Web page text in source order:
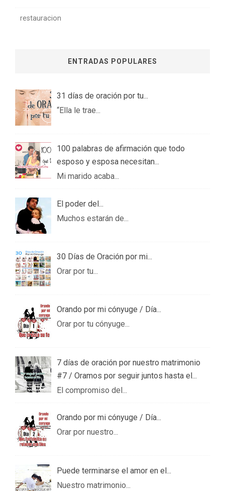
restauracion
ENTRADAS POPULARES
31 días de oración por tu...
“Ella le trae...
100 palabras de afirmación que todo
esposo y esposa necesitan...
Mi marido acaba...
El poder del...
Muchos estarán de...
30 Días de Oración por mi...
Orar por tu...
Orando por mi cónyuge / Día...
Orar por tu cónyuge...
7 días de oración por nuestro matrimonio
#7 / Oramos por seguir juntos hasta el...
El compromiso del...
Orando por mi cónyuge / Día...
Orar por nuestro...
Puede terminarse el amor en el...
Nuestro matrimonio...